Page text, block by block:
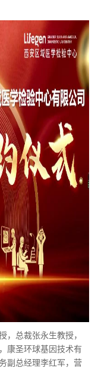
总裁张永生教授，
康圣环球基因技术有
副总经理李红军，营